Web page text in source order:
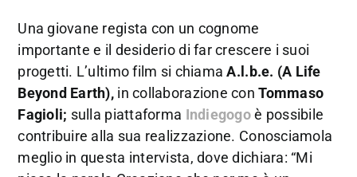
Una giovane regista con un cognome
importante e il desiderio di far crescere i suoi
progetti. L’ultimo film si chiama A.l.b.e. (A Life
Beyond Earth), in collaborazione con Tommaso
Fagioli; sulla piattaforma Indiegogo è possibile
contribuire alla sua realizzazione. Conosciamola
meglio in questa intervista, dove dichiara: “Mi